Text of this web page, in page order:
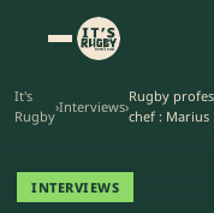
It's
Rugby
›Interviews›
Rugby
chef :
INTERVIEWS